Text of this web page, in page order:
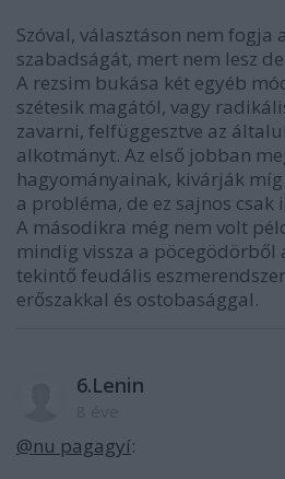
Szóval, választáson nem fogja
szabadságát, mert nem lesz
A rezsim bukása két egyéb
szétesik magától, vagy
zavarni, felfüggesztve az
alkotmányt. Az első jobban
hagyományainak, kivárják
a probléma, de ez sajnos csak
A másodikra még nem volt
mindig vissza a pöcegödörből
tekintő feudális
erőszakkal és ostobasággal.
6.Lenin
@nu pagagyí: